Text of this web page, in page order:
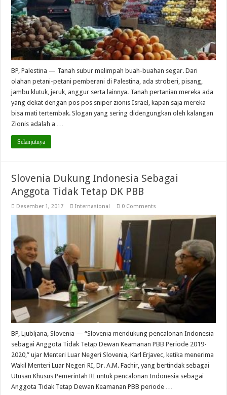
BP, Palestina — Tanah subur melimpah buah-buahan segar. Dari
olahan petani-petani pemberani di Palestina, ada stroberi, pisang,
jambu klutuk, jeruk, anggur serta lainnya. Tanah pertanian mereka ada
yang dekat dengan pos pos sniper zionis Israel, kapan saja mereka
bisa mati tertembak. Slogan yang sering didengungkan oleh kalangan
Zionis adalah a …
Selanjutnya
Slovenia Dukung Indonesia Sebagai
Anggota Tidak Tetap DK PBB
Desember 1, 2017 Internasional 0 Comments
BP, Ljubljana, Slovenia — “Slovenia mendukung pencalonan Indonesia
sebagai Anggota Tidak Tetap Dewan Keamanan PBB Periode 2019-
2020,” ujar Menteri Luar Negeri Slovenia, Karl Erjavec, ketika menerima
Wakil Menteri Luar Negeri RI, Dr. A.M. Fachir, yang bertindak sebagai
Utusan Khusus Pemerintah RI untuk pencalonan Indonesia sebagai
Anggota Tidak Tetap Dewan Keamanan PBB periode …